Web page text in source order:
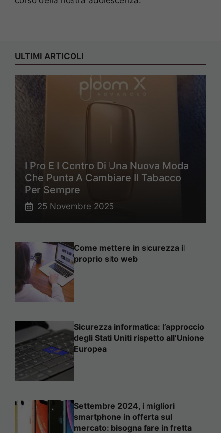
ULTIMI ARTICOLI
I Pro E I Contro Di Una Nuova Moda
Che Punta A Cambiare Il Tabacco
Per Sempre
25 Novembre 2025
Come mettere in sicurezza il
proprio sito web
Sicurezza informatica: l’approccio
degli Stati Uniti rispetto all’Unione
Europea
Settembre 2024, i migliori
smartphone in offerta sul
mercato: bisogna fare in fretta